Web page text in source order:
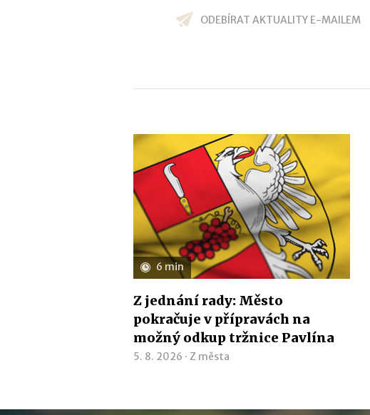
ODEBÍRAT AKTUALITY E-MAILEM
6 min
Z jednání rady: Město
pokračuje v přípravách na
možný odkup tržnice Pavlína
5. 8. 2026 · Z města